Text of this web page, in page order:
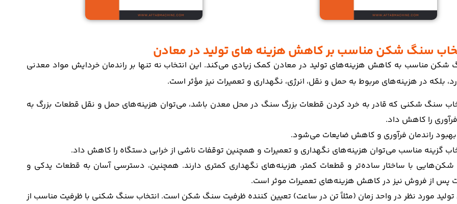
سنگ شکن مناسب بر کاهش هزینه های تولید در معادن
شکن مناسب به کاهش هزینه‌های تولید در معادن کمک زیادی می‌کند. این انتخاب نه تنها بر راندمان خردایش مواد معدنی
بلکه در هزینه‌های مربوط به حمل و نقل، انرژی، نگهداری و تعمیرات نیز مؤثر است.
سنگ شکنی که قادر به خرد کردن قطعات بزرگ سنگ در محل معدن باشد، می‌توان هزینه‌های حمل و نقل قطعات بزرگ به
را کاهش داد.
راندمان فرآوری و کاهش ضایعات می‌شود.
گزینه مناسب می‌توان هزینه‌های نگهداری و تعمیرات و همچنین توقفات ناشی از خرابی دستگاه را کاهش داد.
با ساختار ساده‌تر و قطعات کمتر، هزینه‌های نگهداری کمتری دارند. همچنین، دسترسی آسان به قطعات یدکی و
پس از فروش نیز در کاهش هزینه‌های تعمیرات موثر است.
تولید مورد نظر در واحد زمان (مثلاً تن در ساعت) تعیین کننده ظرفیت سنگ شکن است. انتخاب سنگ شکنی با ظرفیت مناسب از